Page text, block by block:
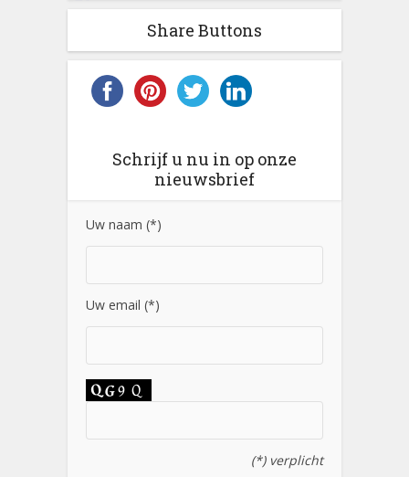
Share Buttons
Schrijf u nu in op onze
nieuwsbrief
Uw naam (*)
Uw email (*)
(*) verplicht